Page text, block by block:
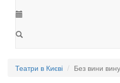
Театри в Києві Без вини